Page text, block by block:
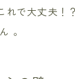
れで大丈夫！
。